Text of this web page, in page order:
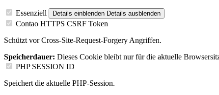
Essenziell Details einblenden Details ausblenden
Contao HTTPS CSRF Token
Schützt vor Cross-Site-Request-Forgery Angriffen.
Speicherdauer: Dieses Cookie bleibt nur für die aktuelle
PHP SESSION ID
Speichert die aktuelle PHP-Session.